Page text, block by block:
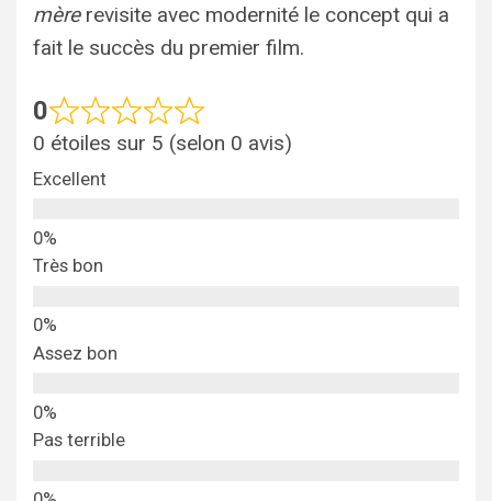
mèrerevisite avec modernité le concept qui a
fait le succès du premier film.
0
0 étoiles sur 5 (selon 0 avis)
Excellent
Très bon
Assez bon
Pas terrible